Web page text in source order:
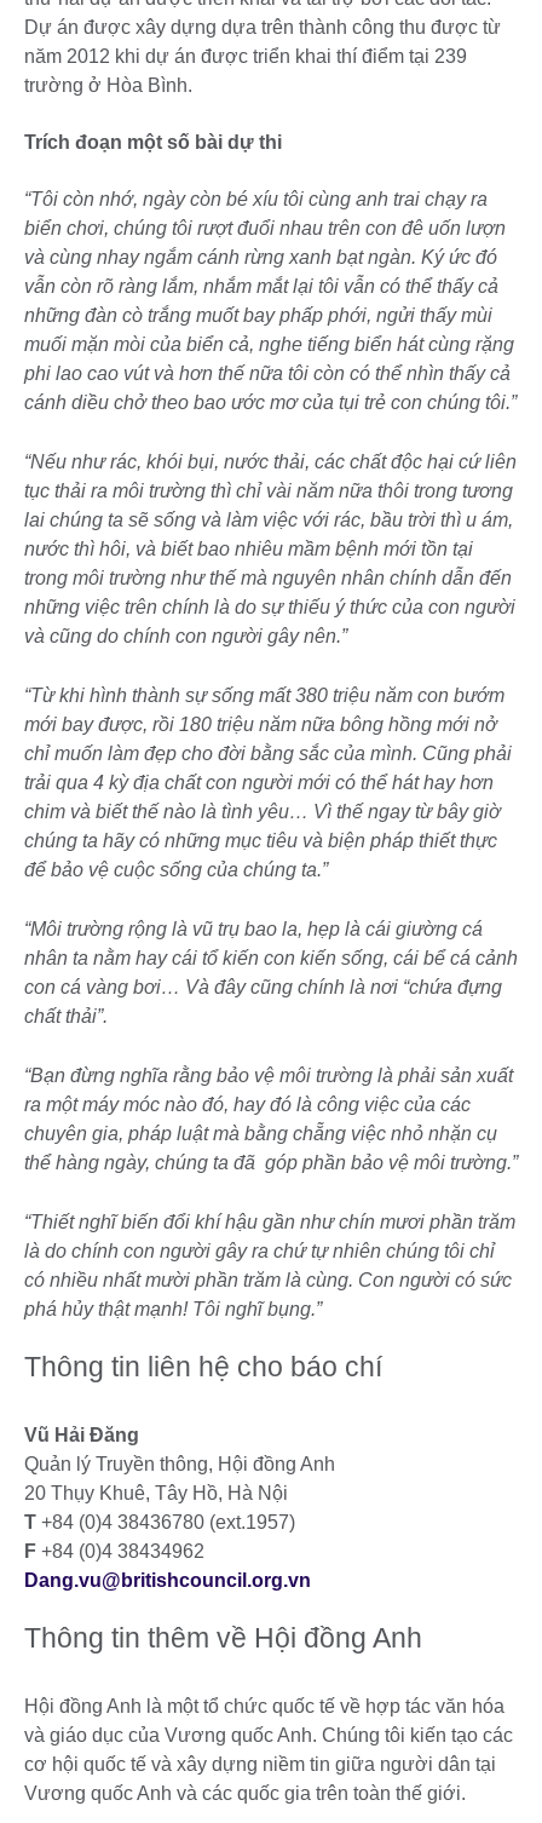
Dự án được xây dựng dựa trên thành công thu được từ
năm 2012 khi dự án được triển khai thí điểm tại 239
trường ở Hòa Bình.
Trích đoạn một số bài dự thi
“Tôi còn nhớ, ngày còn bé xíu tôi cùng anh trai chạy ra
biển chơi, chúng tôi rượt đuổi nhau trên con đê uốn lượn
và cùng nhay ngắm cánh rừng xanh bạt ngàn. Ký ức đó
vẫn còn rõ ràng lắm, nhắm mắt lại tôi vẫn có thể thấy cả
những đàn cò trắng muốt bay phấp phới, ngửi thấy mùi
muối mặn mòi của biển cả, nghe tiếng biển hát cùng rặng
phi lao cao vút và hơn thế nữa tôi còn có thể nhìn thấy cả
cánh diều chở theo bao ước mơ của tụi trẻ con chúng tôi.”
“Nếu như rác, khói bụi, nước thải, các chất độc hại cứ liên
tục thải ra môi trường thì chỉ vài năm nữa thôi trong tương
lai chúng ta sẽ sống và làm việc với rác, bầu trời thì u ám,
nước thì hôi, và biết bao nhiêu mầm bệnh mới tồn tại
trong môi trường như thế mà nguyên nhân chính dẫn đến
những việc trên chính là do sự thiếu ý thức của con người
và cũng do chính con người gây nên.”
“Từ khi hình thành sự sống mất 380 triệu năm con bướm
mới bay được, rồi 180 triệu năm nữa bông hồng mới nở
chỉ muốn làm đẹp cho đời bằng sắc của mình. Cũng phải
trải qua 4 kỳ địa chất con người mới có thể hát hay hơn
chim và biết thế nào là tình yêu… Vì thế ngay từ bây giờ
chúng ta hãy có những mục tiêu và biện pháp thiết thực
để bảo vệ cuộc sống của chúng ta.”
“Môi trường rộng là vũ trụ bao la, hẹp là cái giường cá
nhân ta nằm hay cái tổ kiến con kiến sống, cái bể cá cảnh
con cá vàng bơi… Và đây cũng chính là nơi “chứa đựng
chất thải”.
“Bạn đừng nghĩa rằng bảo vệ môi trường là phải sản xuất
ra một máy móc nào đó, hay đó là công việc của các
chuyên gia, pháp luật mà bằng chẵng việc nhỏ nhặn cụ
thể hàng ngày, chúng ta đã góp phần bảo vệ môi trường.”
“Thiết nghĩ biến đổi khí hậu gần như chín mươi phần trăm
là do chính con người gây ra chứ tự nhiên chúng tôi chỉ
có nhiều nhất mười phần trăm là cùng. Con người có sức
phá hủy thật mạnh! Tôi nghĩ bụng.”
Thông tin liên hệ cho báo chí
Vũ Hải Đăng
Quản lý Truyền thông, Hội đồng Anh
20 Thụy Khuê, Tây Hồ, Hà Nội
T +84 (0)4 38436780 (ext.1957)
F +84 (0)4 38434962
Dang.vu@britishcouncil.org.vn
Thông tin thêm về Hội đồng Anh
Hội đồng Anh là một tổ chức quốc tế về hợp tác văn hóa
và giáo dục của Vương quốc Anh. Chúng tôi kiến tạo các
cơ hội quốc tế và xây dựng niềm tin giữa người dân tại
Vương quốc Anh và các quốc gia trên toàn thế giới.